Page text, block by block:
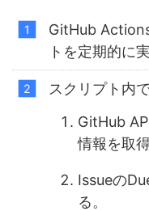
GitHub
トを定期的に
スクリプト内
GitHub
情報を取得
Issueの
る。